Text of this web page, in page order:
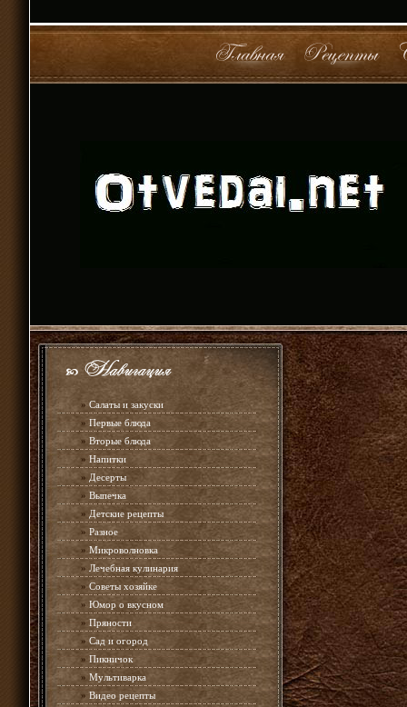
» Салаты и закуски
» Первые блюда
» Вторые блюда
» Напитки
»Десерты
» Выпечка
» Детские рецепты
» Разное
» Микроволновка
» Лечебная кулинария
» Советы хозяйке
» Юмор о вкусном
» Пряности
» Сад и огород
» Пикничок
» Мультиварка
» Видео рецепты